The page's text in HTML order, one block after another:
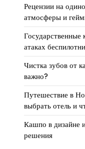
Рецензии на
атмосферы и
атаках
Чистка зубов от
важно?
Путешествие в
выбрать отель и
Кашпо в дизайне
решения